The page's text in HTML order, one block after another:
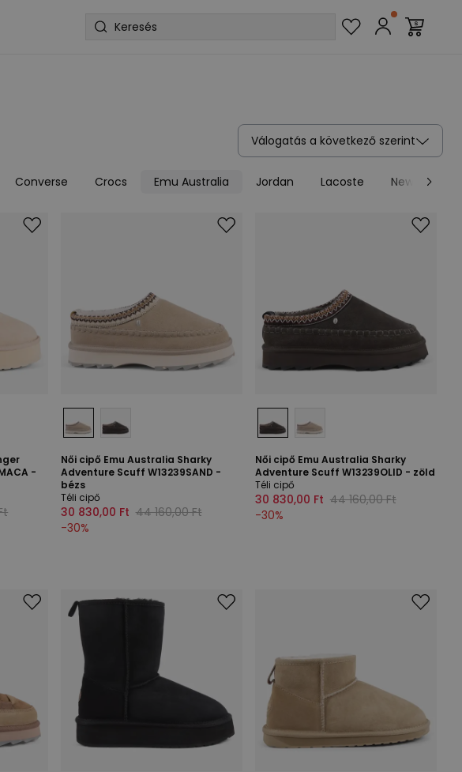
Válogatás a következő szerint
Converse Crocs Emu Australia Jordan Lacoste New Balance
-
Női cipő Emu Australia Sharky
Adventure Scuff W13239SAND -
bézs
Téli cipő
30 830,00 Ft 44 160,00 Ft
-30%
Női cipő Emu Australia Sharky
Adventure Scuff W13239OLID - zöld
Téli cipő
30 830,00 Ft 44 160,00 Ft
-30%